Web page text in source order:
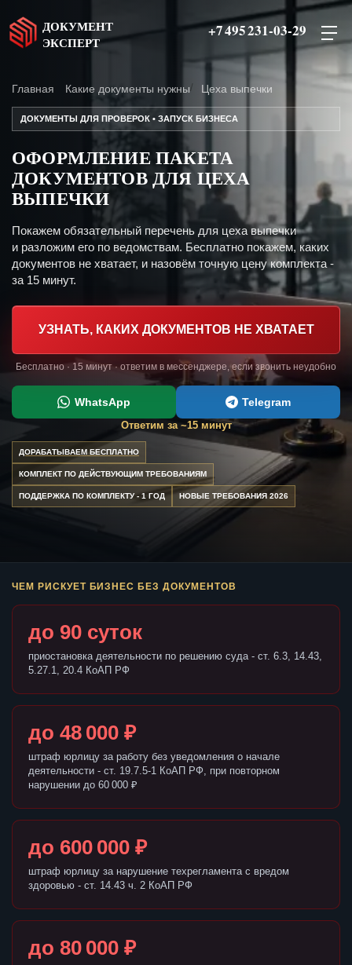
ДОКУМЕНТ
ЭКСПЕРТ
+7 495 231-03-29
Главная Какие документы нужны Цеха выпечки
ДОКУМЕНТЫ ДЛЯ ПРОВЕРОК • ЗАПУСК БИЗНЕСА
ОФОРМЛЕНИЕ ПАКЕТА
ДОКУМЕНТОВ ДЛЯ ЦЕХА
ВЫПЕЧКИ
Покажем обязательный перечень для цеха выпечки
и разложим его по ведомствам. Бесплатно покажем, каких
документов не хватает, и назовём точную цену комплекта -
за 15 минут.
УЗНАТЬ, КАКИХ ДОКУМЕНТОВ НЕ ХВАТАЕТ
Бесплатно · 15 минут · ответим в мессенджере, если звонить неудобно
WhatsApp Telegram
Ответим за ~15 минут
ДОРАБАТЫВАЕМ БЕСПЛАТНО
КОМПЛЕКТ ПО ДЕЙСТВУЮЩИМ ТРЕБОВАНИЯМ
ПОДДЕРЖКА ПО КОМПЛЕКТУ - 1 ГОД НОВЫЕ ТРЕБОВАНИЯ 2026
ЧЕМ РИСКУЕТ БИЗНЕС БЕЗ ДОКУМЕНТОВ
до 90 суток
приостановка деятельности по решению суда - ст. 6.3, 14.43,
5.27.1, 20.4 КоАП РФ
до 48 000 ₽
штраф юрлицу за работу без уведомления о начале
деятельности - ст. 19.7.5-1 КоАП РФ, при повторном
нарушении до 60 000 ₽
до 600 000 ₽
штраф юрлицу за нарушение техрегламента с вредом
здоровью - ст. 14.43 ч. 2 КоАП РФ
до 80 000 ₽